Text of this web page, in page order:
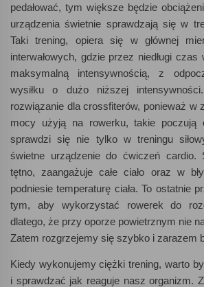
pedałować, tym większe będzie
urządzenia świetnie sprawdzają się w
Taki trening, opiera się w głównej
interwałowych, gdzie przez niedługi
maksymalną intensywnością, z
wysiłku o dużo niższej
rozwiązanie dla crossfiterów, ponieważ w
mocy użyją na rowerku, takie poczują
sprawdzi się nie tylko w treningu
świetne urządzenie do ćwiczeń cardio.
tętno, zaangażuje całe ciało oraz w
podniesie temperaturę ciała. To ostatnie
tym, aby wykorzystać rowerek do
dlatego, że przy oporze powietrznym nie
Zatem rozgrzejemy się szybko i zarazem
Kiedy wykonujemy ciężki trening, warto
i sprawdzać jak reaguje nasz organizm.